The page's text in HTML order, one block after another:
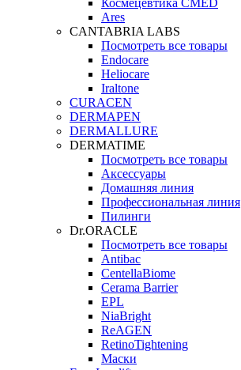
Космецевтика CMED
Ares
CANTABRIA LABS
Посмотреть все товары
Endocare
Heliocare
Iraltone
CURACEN
DERMAPEN
DERMALLURE
DERMATIME
Посмотреть все товары
Аксессуары
Домашняя линия
Профессиональная линия
Пилинги
Dr.ORACLE
Посмотреть все товары
Antibac
CentellaBiome
Cerama Barrier
EPL
NiaBright
ReAGEN
RetinoTightening
Маски